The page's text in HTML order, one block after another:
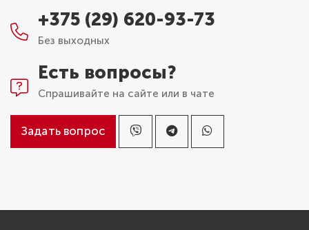
+375 (29) 620-93-73
Без выходных
Есть вопросы?
Спрашивайте на сайте или в чате
Задать вопрос